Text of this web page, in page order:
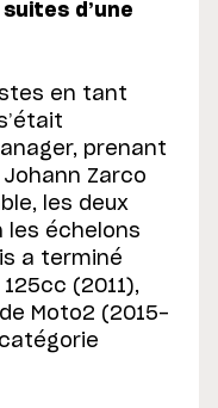
d’une
en tant
prenant
Zarco
les deux
les échelons
a terminé
(2011),
Moto2 (2015-